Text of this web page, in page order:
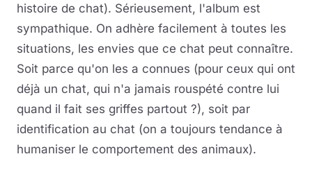
histoire de chat). Sérieusement, l'album est
sympathique. On adhère facilement à toutes les
situations, les envies que ce chat peut connaître.
Soit parce qu'on les a connues (pour ceux qui ont
déjà un chat, qui n'a jamais rouspété contre lui
quand il fait ses griffes partout ?), soit par
identification au chat (on a toujours tendance à
humaniser le comportement des animaux).